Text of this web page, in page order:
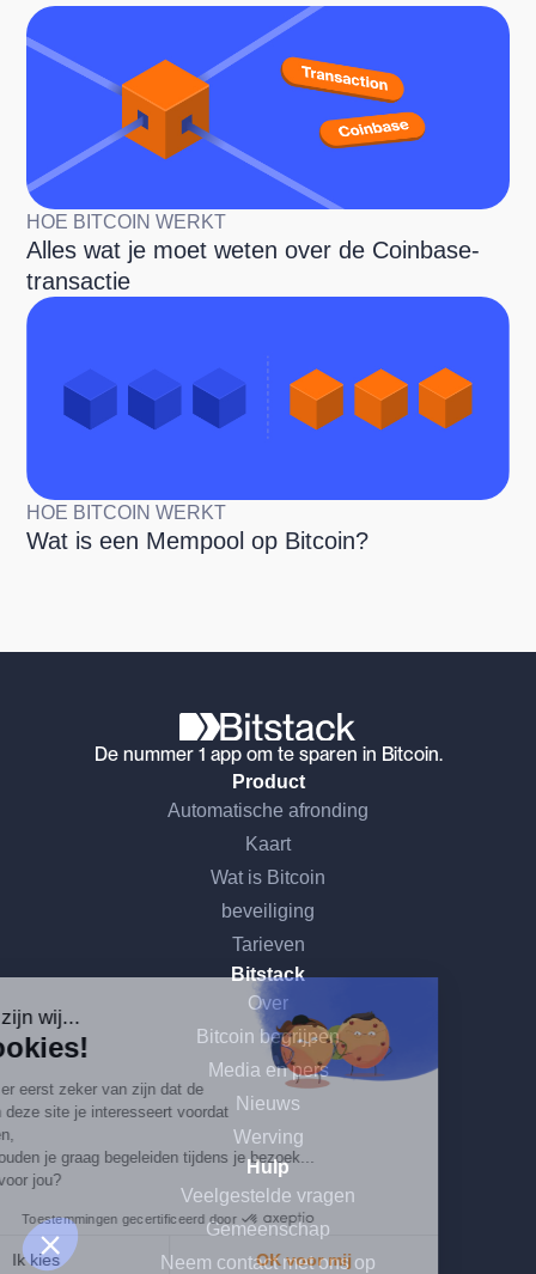
Hoi, dat zijn wij...
de Cookies!
We wilden er eerst zeker van zijn dat de
inhoud van deze site je interesseert voordat
maar we zouden je graag begeleiden tijdens je bezoek...
Is dat OK voor jou?
Toestemmingen gecertificeerd door
OK voor mij
HOE BITCOIN WERKT
Alles wat je moet weten over de Coinbase-
transactie
HOE BITCOIN WERKT
Wat is een Mempool op Bitcoin?
De nummer 1 app om te sparen in Bitcoin.
Product
Automatische afronding
Kaart
Wat is Bitcoin
beveiliging
Tarieven
Bitstack
Over
Bitcoin begrijpen
Media en pers
Nieuws
Werving
Hulp
Veelgestelde vragen
Gemeenschap
Neem contact met ons op